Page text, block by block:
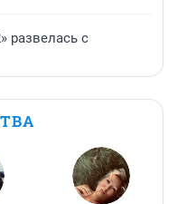
развелась с